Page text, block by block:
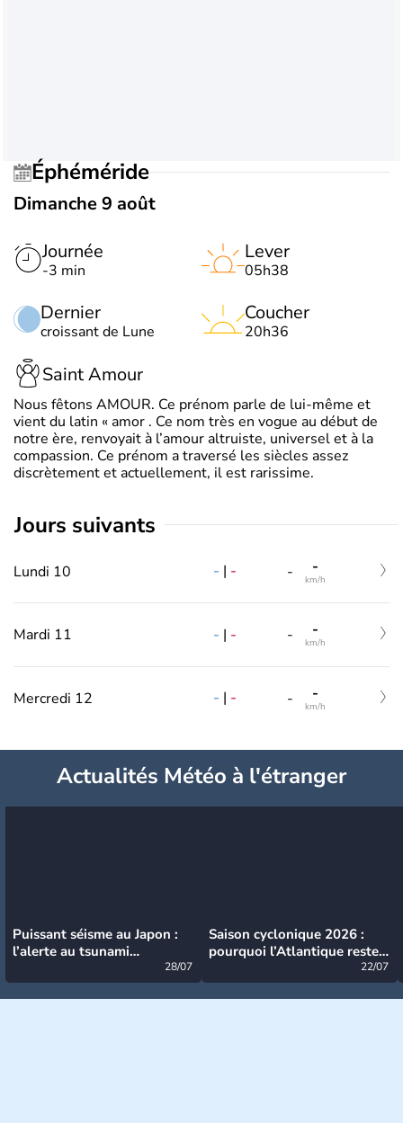
Éphéméride
Dimanche 9 août
Journée
-3 min
Dernier
croissant de Lune
Lever
05h38
Coucher
20h36
Saint Amour
Nous fêtons AMOUR. Ce prénom parle de lui-même et
vient du latin « amor . Ce nom très en vogue au début de
notre ère, renvoyait à l’amour altruiste, universel et à la
compassion. Ce prénom a traversé les siècles assez
discrètement et actuellement, il est rarissime.
jours suivants
Lundi 10 - | - - -
km/h
Mardi 11 - | - - -
km/h
Mercredi 12 - | - - -
km/h
Actualités Météo à l'étranger
Puissant séisme au Japon :
l’alerte au tsunami
28/07
Saison cyclonique 2026 :
pourquoi l’Atlantique reste
22/07